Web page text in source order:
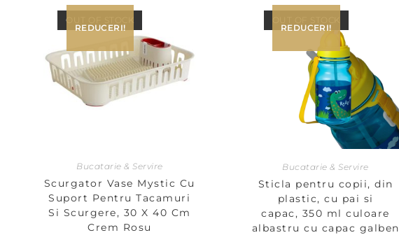
OUT OF STOCK
REDUCERI!
Bucatarie & Servire
Scurgator Vase Mystic Cu
Suport Pentru Tacamuri
Si Scurgere, 30 X 40 Cm
Crem Rosu
REDUCERI!
Bucatarie & Servire
Sticla pentru copii, din
plastic, cu pai si
capac, 350 ml culoare
albastru cu capac galben